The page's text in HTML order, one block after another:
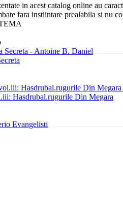
in acest catalog online au
fara instiintare prealabila si nu
Hasdrubal.rugurile Din Megara